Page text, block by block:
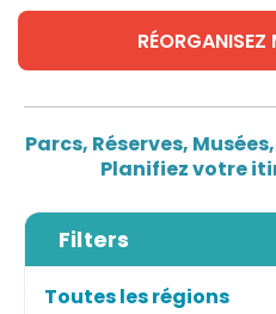
Parcs, Réserves,
Planifiez votre
Filters
Toutes les régions